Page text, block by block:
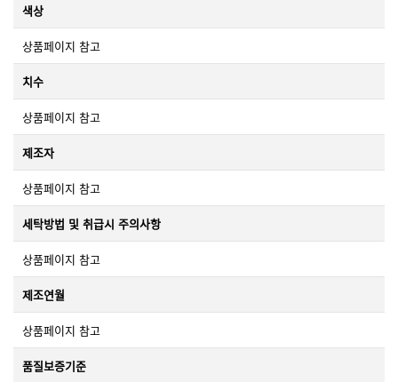
색상
상품페이지 참고
치수
상품페이지 참고
제조자
상품페이지 참고
세탁방법 및 취급시 주의사항
상품페이지 참고
제조연월
상품페이지 참고
품질보증기준